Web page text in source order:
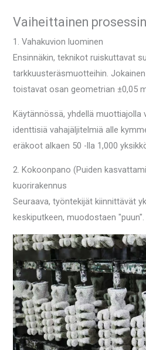
Vaiheittainen
1. Vahakuvion luominen
Ensinnäkin, teknikot ruiskuttavat
tarkkuusteräsmuotteihin.
toistavat osan geometrian ±0,05
Käytännössä, yhdellä
identtisiä vahajäljitelmiä alle
eräkoot alkaen 50 -lla 1,000
2. Kokoonpano (Puiden
kuorirakennus
Seuraava, työntekijät kiinnittävät
keskiputkeen, muodostaen "puun".